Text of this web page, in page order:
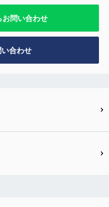
お問い合わせ
い合わせ